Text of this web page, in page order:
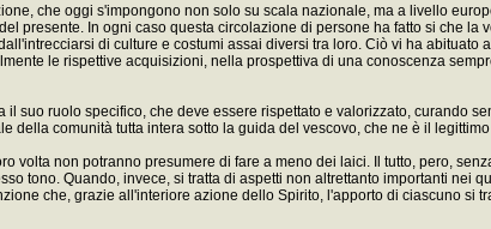
che oggi s'impongono non solo su scala nazionale, ma a livello
In ogni caso questa circolazione di persone ha fatto si che la
di culture e costumi assai diversi tra loro. Ciò vi ha
le rispettive acquisizioni, nella prospettiva di una conoscenza
ruolo specifico, che deve essere rispettato e valorizzato, curando
comunità tutta intera sotto la guida del vescovo, che ne è il
non potranno presumere di fare a meno dei laici. Il tutto, pero,
tono. Quando, invece, si tratta di aspetti non altrettanto importanti nei
che, grazie all'interiore azione dello Spirito, l'apporto di ciascuno si